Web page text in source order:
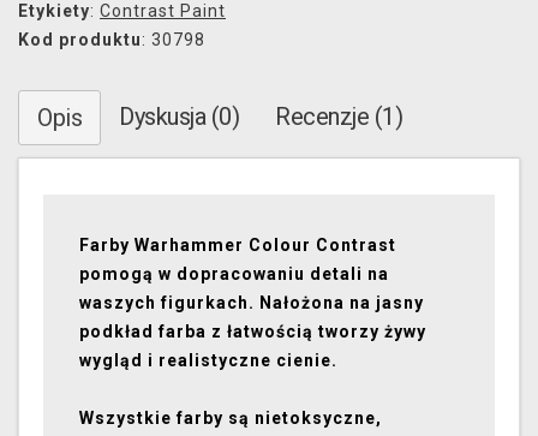
Etykiety: Contrast Paint
Kod produktu: 30798
Opis Dyskusja (0) Recenzje (1)
Farby Warhammer Colour Contrast
pomogą w dopracowaniu detali na
waszych figurkach. Nałożona na jasny
podkład farba z łatwością tworzy żywy
wygląd i realistyczne cienie.
Wszystkie farby są nietoksyczne,